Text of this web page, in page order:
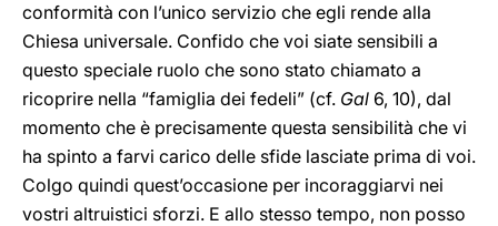
conformità con l’unico servizio che egli rende alla
Chiesa universale. Confido che voi siate sensibili a
questo speciale ruolo che sono stato chiamato a
ricoprire nella “famiglia dei fedeli” (cf. Gal 6, 10), dal
momento che è precisamente questa sensibilità che vi
ha spinto a farvi carico delle sfide lasciate prima di voi.
Colgo quindi quest’occasione per incoraggiarvi nei
vostri altruistici sforzi. E allo stesso tempo, non posso